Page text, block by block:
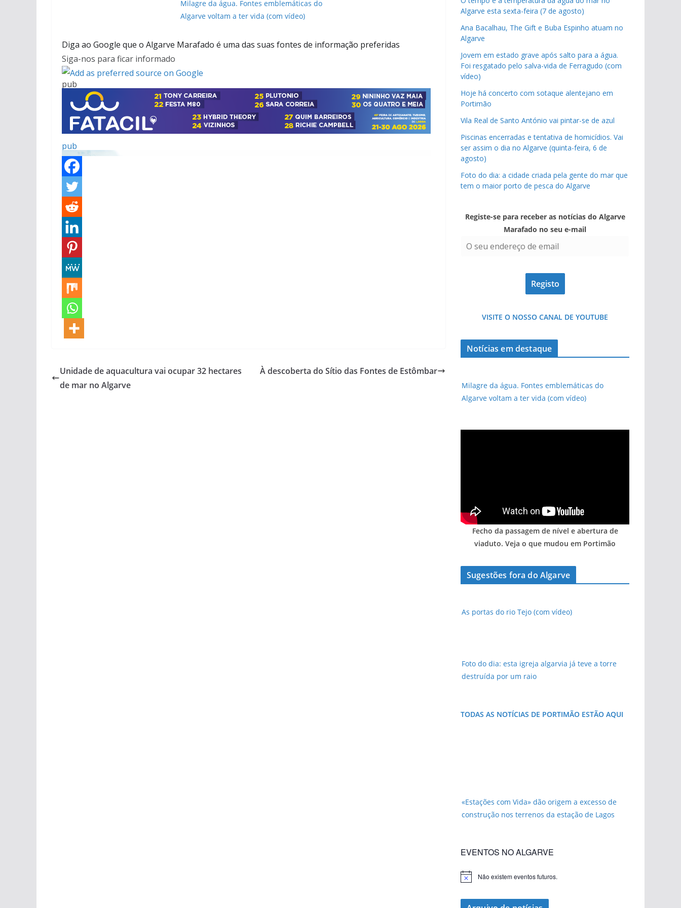
Milagre da água. Fontes emblemáticas do
Algarve voltam a ter vida (com vídeo)
Diga ao Google que o Algarve Marafado é uma das suas fontes de informação preferidas
Siga-nos para ficar informado
pub
pub
pub
pub
pub
Unidade de aquacultura vai ocupar 32 hectares
de mar no Algarve
À descoberta do Sítio das Fontes de Estômbar
pub
pub
Algarve esta sexta-feira (7 de agosto)
Ana Bacalhau, The Gift e Buba Espinho atuam no
Algarve
Jovem em estado grave após salto para a água.
Foi resgatado pelo salva-vida de Ferragudo (com
vídeo)
Hoje há concerto com sotaque alentejano em
Portimão
Vila Real de Santo António vai pintar-se de azul
Piscinas encerradas e tentativa de homicídios. Vai
ser assim o dia no Algarve (quinta-feira, 6 de
agosto)
Foto do dia: a cidade criada pela gente do mar que
tem o maior porto de pesca do Algarve
Registe-se para receber as notícias do Algarve
Marafado no seu e-mail
VISITE O NOSSO CANAL DE YOUTUBE
Notícias em destaque
Milagre da água. Fontes emblemáticas do
Algarve voltam a ter vida (com vídeo)
Fecho da passagem de nível e abertura de
viaduto. Veja o que mudou em Portimão
Sugestões fora do Algarve
As portas do rio Tejo (com vídeo)
Foto do dia: esta igreja algarvia já teve a torre
destruída por um raio
TODAS AS NOTÍCIAS DE PORTIMÃO ESTÃO AQUI
«Estações com Vida» dão origem a excesso de
construção nos terrenos da estação de Lagos
EVENTOS NO ALGARVE
Não existem eventos futuros.